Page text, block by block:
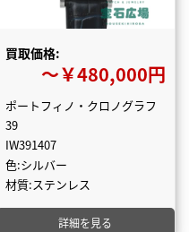
買取価格:
〜￥480,000円
ポートフィノ・クロノグラフ
39
IW391407
色:シルバー
材質:ステンレス
詳細を見る